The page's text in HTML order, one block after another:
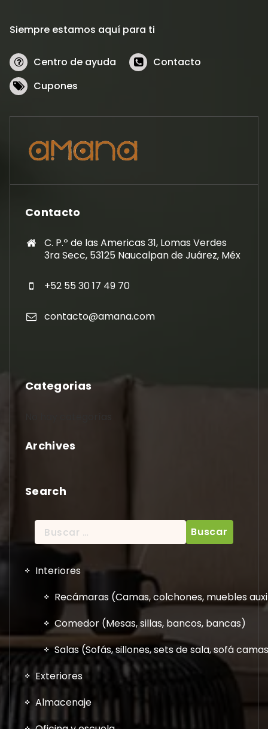
Siempre estamos aquí para ti
Centro de ayuda
Contacto
Cupones
Contacto
C. P.º de las Americas 31, Lomas Verdes
3ra Secc, 53125 Naucalpan de Juárez, Méx
+52 55 30 17 49 70
contacto@amana.com
Categorias
Archives
Search
Buscar:
Interiores
Recámaras (Camas, colchones, muebles
Comedor (Mesas, sillas, bancos, bancas)
Salas (Sofás, sillones, sets de sala, sofá
Exteriores
Almacenaje